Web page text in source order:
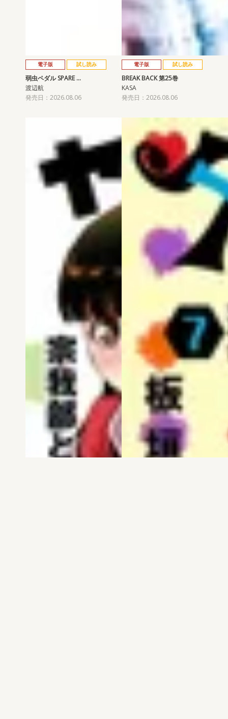
電子版 試し読み
弱虫ペダル SPARE …
渡辺航
発売日：2026.08.06
電子版 試し読み
BREAK BACK 第25巻
KASA
発売日：2026.08.06